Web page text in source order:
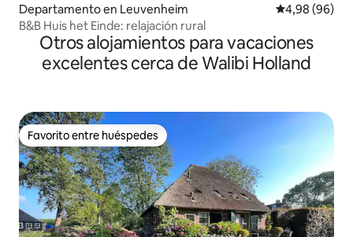
Departamento en Leuvenheim Calificación
4,98 (96)
B&B Huis het Einde: relajación rural
Otros alojamientos para vacaciones
excelentes cerca de Walibi Holland
Favorito entre huéspedes
Favorito entre huéspedes